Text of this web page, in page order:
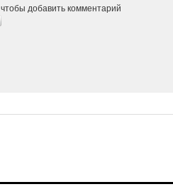
чтобы добавить комментарий